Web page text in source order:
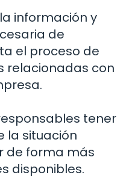
información y
de
el proceso de
relacionadas con
tener
la situación
de forma más
disponibles.